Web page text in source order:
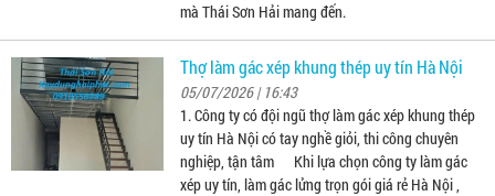
mà Thái Sơn Hải mang đến.
Thợ làm gác xép khung thép uy tín Hà Nội
05/07/2026 | 16:43
1. Công ty có đội ngũ thợ làm gác xép khung thép
uy tín Hà Nội có tay nghề giỏi, thi công chuyên
nghiệp, tận tâm Khi lựa chọn công ty làm gác
xép uy tín, làm gác lửng trọn gói giá rẻ Hà Nội ,